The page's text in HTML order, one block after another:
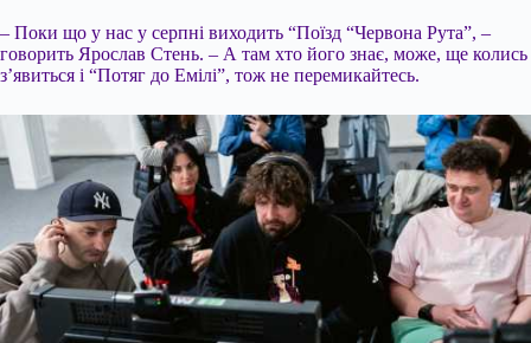
– Поки що у нас у серпні виходить “Поїзд “Червона Рута”, –
говорить Ярослав Стень. – А там хто його знає, може, ще колись
з’явиться і “Потяг до Емілі”, тож не перемикайтесь.